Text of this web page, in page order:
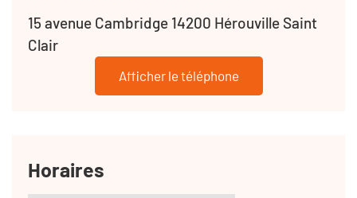
15 avenue Cambridge 14200 Hérouville Saint
Clair
Afficher le téléphone
Horaires